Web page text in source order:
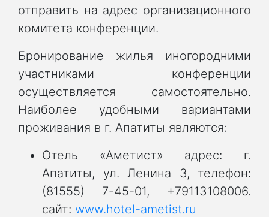
отправить на адрес организационного
комитета конференции.
Бронирование жилья иногородними
участниками конференции
осуществляется самостоятельно.
Наиболее удобными вариантами
проживания в г. Апатиты являются:
Отель «Аметист» адрес: г.
Апатиты, ул. Ленина 3, телефон:
(81555) 7-45-01, +79113108006.
сайт: www.hotel-ametist.ru